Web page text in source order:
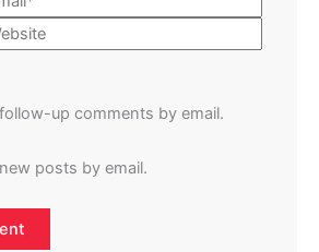
up comments by email.
posts by email.